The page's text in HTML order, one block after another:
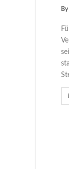
By